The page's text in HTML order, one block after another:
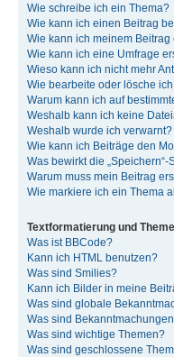
Wie schreibe ich ein Thema?
Wie kann ich einen Beitrag
Wie kann ich meinem
Wie kann ich eine Umfrage
Wieso kann ich nicht mehr
Wie bearbeite oder lösche
Warum kann ich auf
Weshalb kann ich keine
Weshalb wurde ich verwarnt?
Wie kann ich Beiträge den
Was bewirkt die
Warum muss mein Beitrag
Wie markiere ich ein Thema
Textformatierung und
Was ist BBCode?
Kann ich HTML benutzen?
Was sind Smilies?
Kann ich Bilder in meine
Was sind globale
Was sind
Was sind wichtige Themen?
Was sind geschlossene